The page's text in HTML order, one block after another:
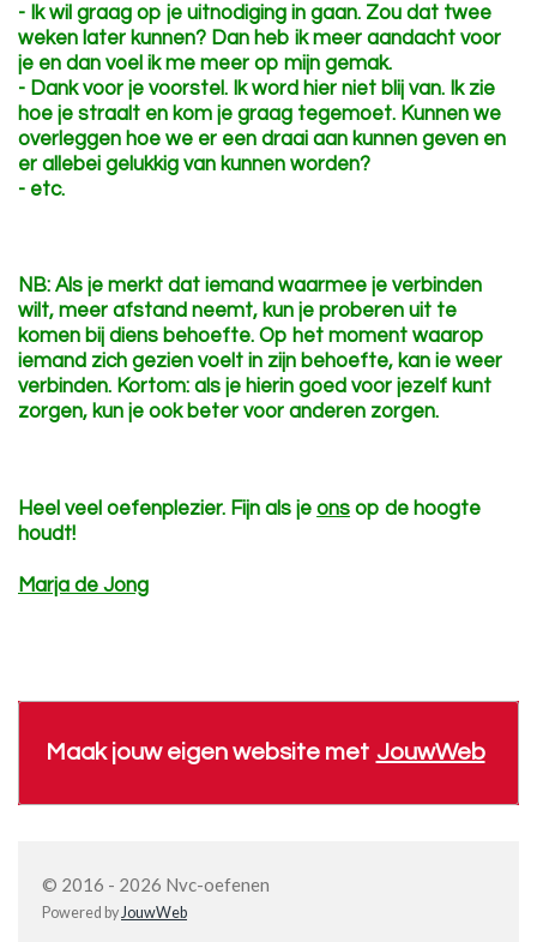
- Ik wil graag op je uitnodiging in gaan. Zou dat twee
weken later kunnen? Dan heb ik meer aandacht voor
je en dan voel ik me meer op mijn gemak.
- Dank voor je voorstel. Ik word hier niet blij van. Ik zie
hoe je straalt en kom je graag tegemoet. Kunnen we
overleggen hoe we er een draai aan kunnen geven en
er allebei gelukkig van kunnen worden?
- etc.
NB: Als je merkt dat iemand waarmee je verbinden
wilt, meer afstand neemt, kun je proberen uit te
komen bij diens behoefte. Op het moment waarop
iemand zich gezien voelt in zijn behoefte, kan ie weer
verbinden. Kortom: als je hierin goed voor jezelf kunt
zorgen, kun je ook beter voor anderen zorgen.
Heel veel oefenplezier. Fijn als je ons op de hoogte
houdt!
Marja de Jong
Maak jouw eigen website met JouwWeb
© 2016 - 2026 Nvc-oefenen
Powered byJouwWeb